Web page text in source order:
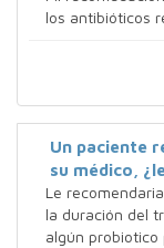
los antibióticos
Un paciente
su médico,
Le
la duración del
algún